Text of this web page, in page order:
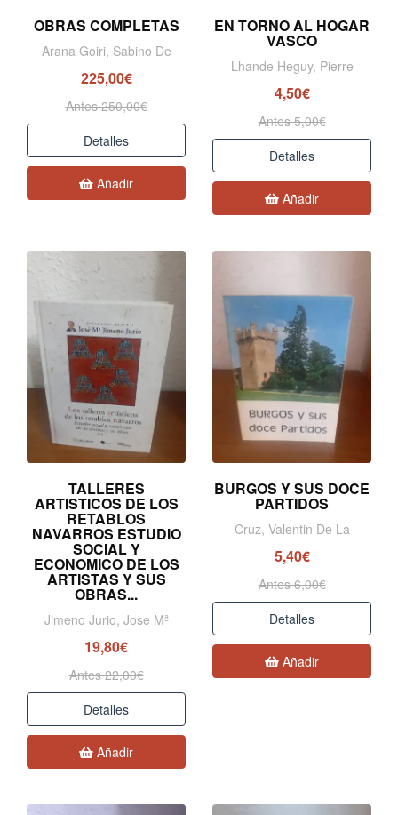
OBRAS COMPLETAS
Arana Goiri, Sabino De
225,00€
Antes 250,00€
Detalles
Añadir
EN TORNO AL HOGAR
VASCO
Lhande Heguy, Pierre
4,50€
Antes 5,00€
Detalles
Añadir
TALLERES
ARTISTICOS DE LOS
RETABLOS
NAVARROS ESTUDIO
SOCIAL Y
ECONOMICO DE LOS
ARTISTAS Y SUS
OBRAS...
Jimeno Jurio, Jose Mª
19,80€
Antes 22,00€
Detalles
Añadir
BURGOS Y SUS DOCE
PARTIDOS
Cruz, Valentin De La
5,40€
Antes 6,00€
Detalles
Añadir